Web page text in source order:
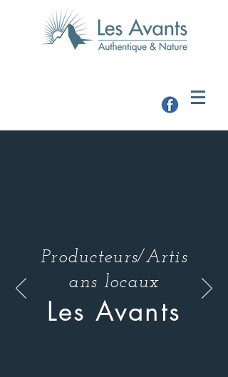
Producteurs/Artis
ans locaux
Les Avants